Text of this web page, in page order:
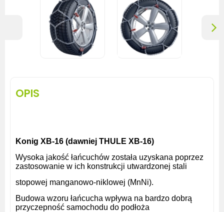
OPIS
Konig XB-16 (dawniej THULE XB-16)
Wysoka jakość łańcuchów została uzyskana poprzez
zastosowanie w ich konstrukcji utwardzonej stali
stopowej manganowo-niklowej (MnNi).
Budowa wzoru łańcucha wpływa na bardzo dobrą
przyczepność samochodu do podłoża